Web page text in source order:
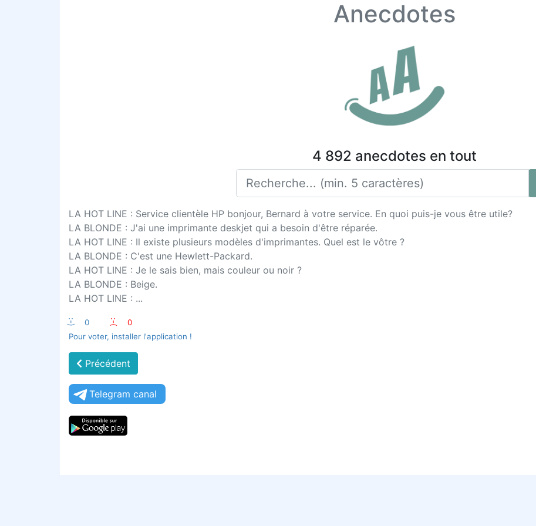
Anecdotes
4 892 anecdotes en tout
LA HOT LINE : Service clientèle HP bonjour, Bernard à votre service. En quoi puis-je vous être utile?
LA BLONDE : J'ai une imprimante deskjet qui a besoin d'être réparée.
LA HOT LINE : Il existe plusieurs modèles d'imprimantes. Quel est le vôtre ?
LA BLONDE : C'est une Hewlett-Packard.
LA HOT LINE : Je le sais bien, mais couleur ou noir ?
LA BLONDE : Beige.
LA HOT LINE : ...
:-) 0 :-(
0
Pour voter, installer l'application !
Précédent
Telegram canal